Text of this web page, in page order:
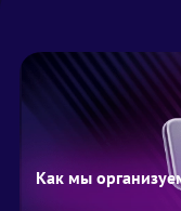
Как мы